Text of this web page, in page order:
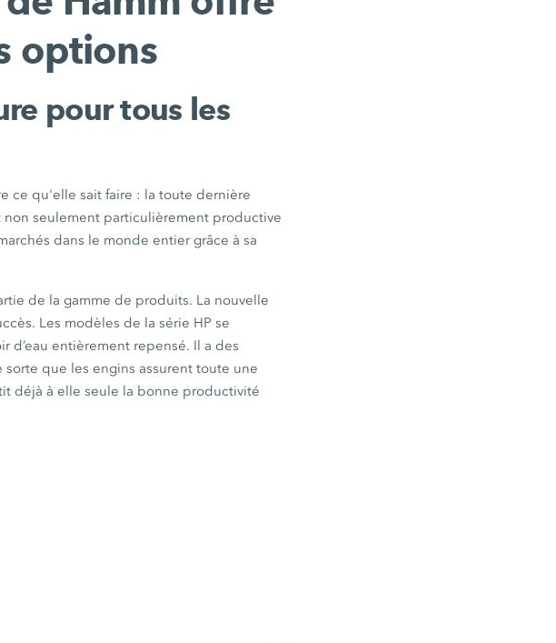
options
pour tous les
ce qu'elle sait faire : la toute dernière
non seulement particulièrement productive
dans le monde entier grâce à sa
de la gamme de produits. La nouvelle
Les modèles de la série HP se
d’eau entièrement repensé. Il a des
que les engins assurent toute une
déjà à elle seule la bonne productivité